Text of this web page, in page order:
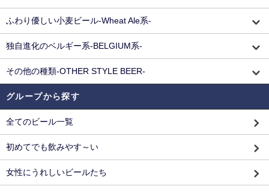
ふわり優しい小麦ビール-Wheat Ale系-
独自進化のベルギー系-BELGIUM系-
その他の種類-OTHER STYLE BEER-
グループから探す
全てのビール一覧
初めてでも飲みやす～い
女性にうれしいビールたち